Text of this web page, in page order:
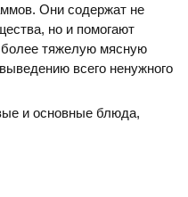
Они содержат не
но и помогают
более тяжелую мясную
всего ненужного
и основные блюда,